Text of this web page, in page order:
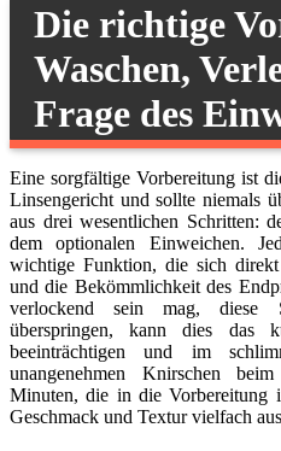
Die richtige
Waschen,
Frage des
Eine sorgfältige Vorbereitung ist
Linsengericht und sollte niemals
aus drei wesentlichen Schritten:
dem optionalen Einweichen.
wichtige Funktion, die sich
und die Bekömmlichkeit des
verlockend sein mag, diese
überspringen, kann dies das
beeinträchtigen und im
unangenehmen Knirschen
Minuten, die in die Vorbereitung
Geschmack und Textur vielfach